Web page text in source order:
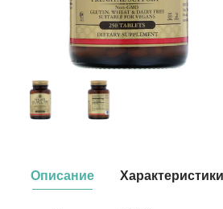
Описание Характеристики